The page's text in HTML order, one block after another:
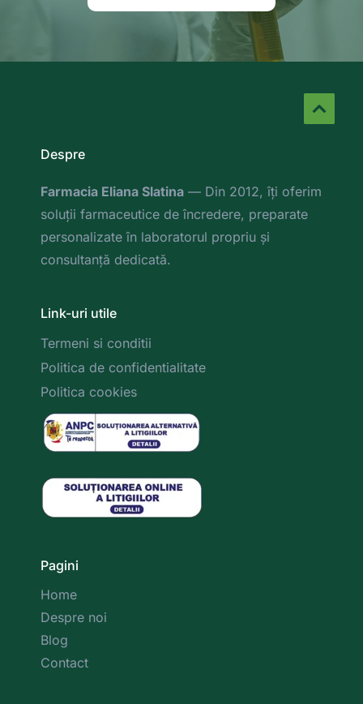
Pagini
Home
Despre noi
Blog
Contact
Link-uri utile
Termeni si conditii
Politica de confidentialitate
Politica cookies
Despre
Farmacia Eliana Slatina — Din 2012, îți oferim
soluții farmaceutice de încredere, preparate
personalizate în laboratorul propriu și
consultanță dedicată.